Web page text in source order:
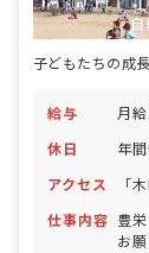
自
給与 月
休日 年
アクセス 「
仕事内容
豊
お願